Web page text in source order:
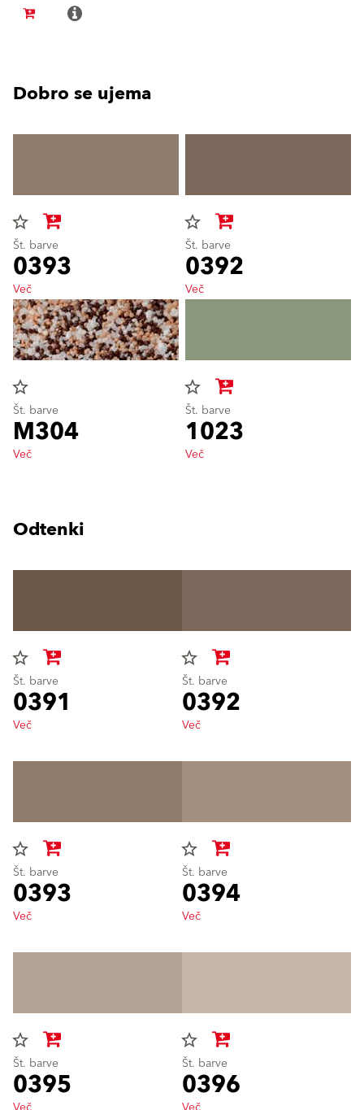
Dobro se ujema
star_border
Št. barve
0393
Več
star_border
Št. barve
M304
Več
star_border
Št. barve
0392
Več
star_border
Št. barve
1023
Več
Odtenki
star_border
Št. barve
0391
Več
star_border
Št. barve
0392
Več
star_border
Št. barve
0393
Več
star_border
Št. barve
0394
Več
star_border
Št. barve
0395
star_border
Št. barve
0396